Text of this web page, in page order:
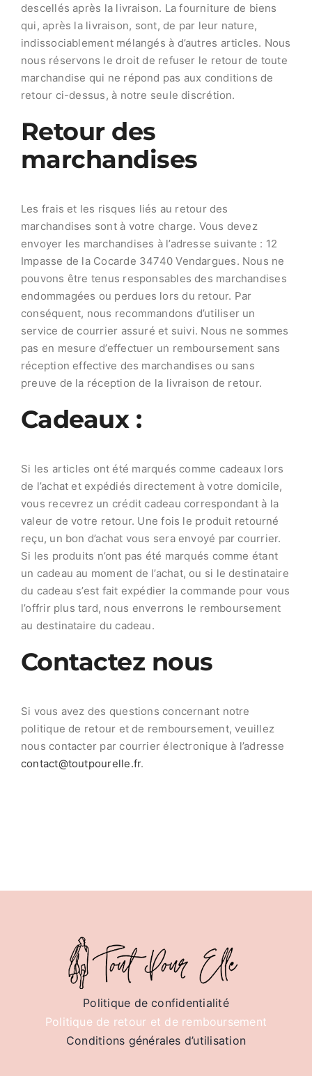
descellés après la livraison. La fourniture de biens
qui, après la livraison, sont, de par leur nature,
indissociablement mélangés à d’autres articles. Nous
nous réservons le droit de refuser le retour de toute
marchandise qui ne répond pas aux conditions de
retour ci-dessus, à notre seule discrétion.
Retour des
marchandises
Les frais et les risques liés au retour des
marchandises sont à votre charge. Vous devez
envoyer les marchandises à l’adresse suivante : 12
Impasse de la Cocarde 34740 Vendargues. Nous ne
pouvons être tenus responsables des marchandises
endommagées ou perdues lors du retour. Par
conséquent, nous recommandons d’utiliser un
service de courrier assuré et suivi. Nous ne sommes
pas en mesure d’effectuer un remboursement sans
réception effective des marchandises ou sans
preuve de la réception de la livraison de retour.
Cadeaux :
Si les articles ont été marqués comme cadeaux lors
de l’achat et expédiés directement à votre domicile,
vous recevrez un crédit cadeau correspondant à la
valeur de votre retour. Une fois le produit retourné
reçu, un bon d’achat vous sera envoyé par courrier.
Si les produits n’ont pas été marqués comme étant
un cadeau au moment de l’achat, ou si le destinataire
du cadeau s’est fait expédier la commande pour vous
l’offrir plus tard, nous enverrons le remboursement
au destinataire du cadeau.
Contactez nous
Si vous avez des questions concernant notre
politique de retour et de remboursement, veuillez
nous contacter par courrier électronique à l’adresse
contact@toutpourelle.fr.
Politique de confidentialité
Politique de retour et de remboursement
Conditions générales d’utilisation